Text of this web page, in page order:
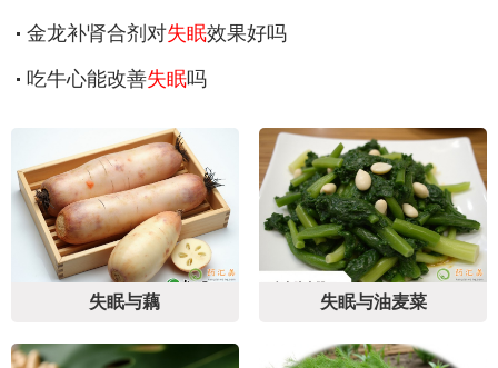
金龙补肾合剂对失眠效果好吗
吃牛心能改善失眠吗
失眠与藕 失眠与油麦菜